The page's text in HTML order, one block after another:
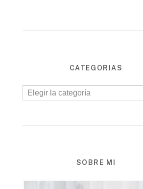
CATEGORIAS
SOBRE MI